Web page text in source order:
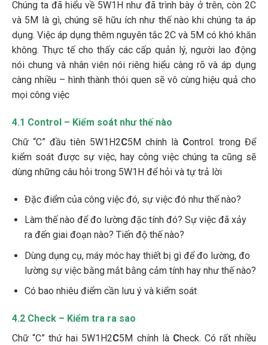
Chúng ta đã hiểu về 5W1H như đã trình bày ở trên, còn 2C
và 5M là gì, chúng sẽ hữu ích như thế nào khi chúng ta áp
dụng. Việc áp dụng thêm nguyên tắc 2C và 5M có khó khăn
không. Thực tế cho thấy các cấp quản lý, người lao động
nói chung và nhân viên nói riêng hiểu càng rõ và áp dụng
càng nhiều – hình thành thói quen sẽ vô cùng hiệu quả cho
mọi công việc
4.1 Control – Kiểm soát như thế nào
Chữ “C” đầu tiên 5W1H2C5M chính là Control. trong Để
kiểm soát được sự việc, hay công việc chúng ta cũng sẽ
dùng những câu hỏi trong 5W1H để hỏi và tự trả lời
Đặc điểm của công việc đó, sự việc đó như thế nào?
Làm thế nào để đo lường đặc tính đó? Sự việc đã xảy
ra đến giai đoạn nào? Tiến độ thế nào?
Dùng dụng cụ, máy móc hay thiết bị gì để đo lường, đo
lường sự việc bằng mắt bằng cảm tính hay như thế nào?
Có bao nhiêu điểm cần lưu ý và kiểm soát
4.2 Check – Kiểm tra ra sao
Chữ “C” thứ hai 5W1H2C5M chính là Check. Có rất nhiều